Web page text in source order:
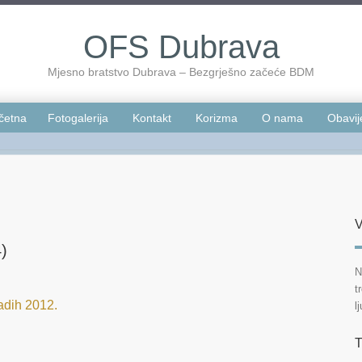
OFS Dubrava
Mjesno bratstvo Dubrava – Bezgrješno začeće BDM
Fotogalerija Kontakt Korizma O nama
2012.